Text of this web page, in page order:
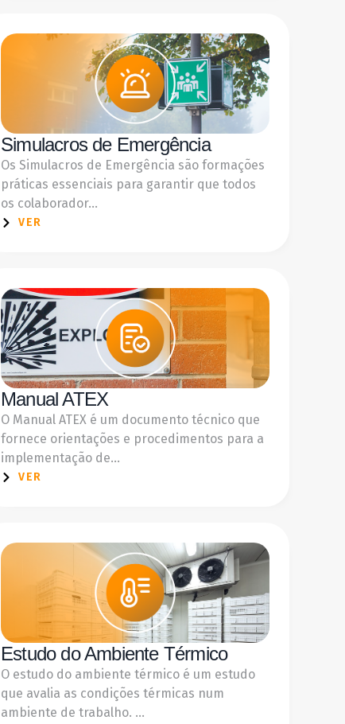
Simulacros de Emergência
Os Simulacros de Emergência são formações
práticas essenciais para garantir que todos
os colaborador...
VER
Manual ATEX
O Manual ATEX é um documento técnico que
fornece orientações e procedimentos para a
implementação de...
VER
Estudo do Ambiente Térmico
O estudo do ambiente térmico é um estudo
que avalia as condições térmicas num
ambiente de trabalho. ...